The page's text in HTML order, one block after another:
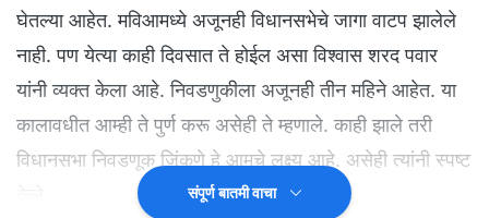
घेतल्या आहेत. मविआमध्ये अजूनही विधानसभेचे जागा वाटप झालेले
नाही. पण येत्या काही दिवसात ते होईल असा विश्वास शरद पवार
यांनी व्यक्त केला आहे. निवडणुकीला अजूनही तीन महिने आहेत. या
कालावधीत आम्ही ते पुर्ण करू असेही ते म्हणाले. काही झाले तरी
विधानसभा निवडणूक जिंकणे हे आमचे लक्ष्य आहे. असेही त्यांनी स्पष्ट
संपूर्ण बातमी वाचा